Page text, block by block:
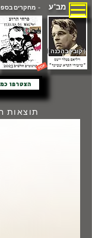
מב"ע - מחקרים
( קובץ בהכנה )
הצטרפו
תוצאות